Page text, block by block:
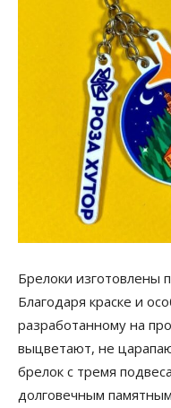
Брелоки изготовлены
Благодаря краске и
разработанному на
выцветают, не
брелок с тремя
долговечным